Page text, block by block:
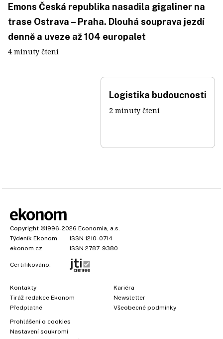
Emons Česká republika nasadila gigaliner na
trase Ostrava – Praha. Dlouhá souprava jezdí
denně a uveze až 104 europalet
4 minuty čtení
Logistika budoucnosti
2 minuty čtení
Copyright ©1996-2026 Economia, a.s.
Týdeník Ekonom
ISSN 1210-0714
ekonom.cz
ISSN 2787-9380
Certifikováno:
Kontakty
Tiráž redakce Ekonom
Předplatné
Kariéra
Newsletter
Všeobecné podmínky
Prohlášení o cookies
Nastavení soukromí